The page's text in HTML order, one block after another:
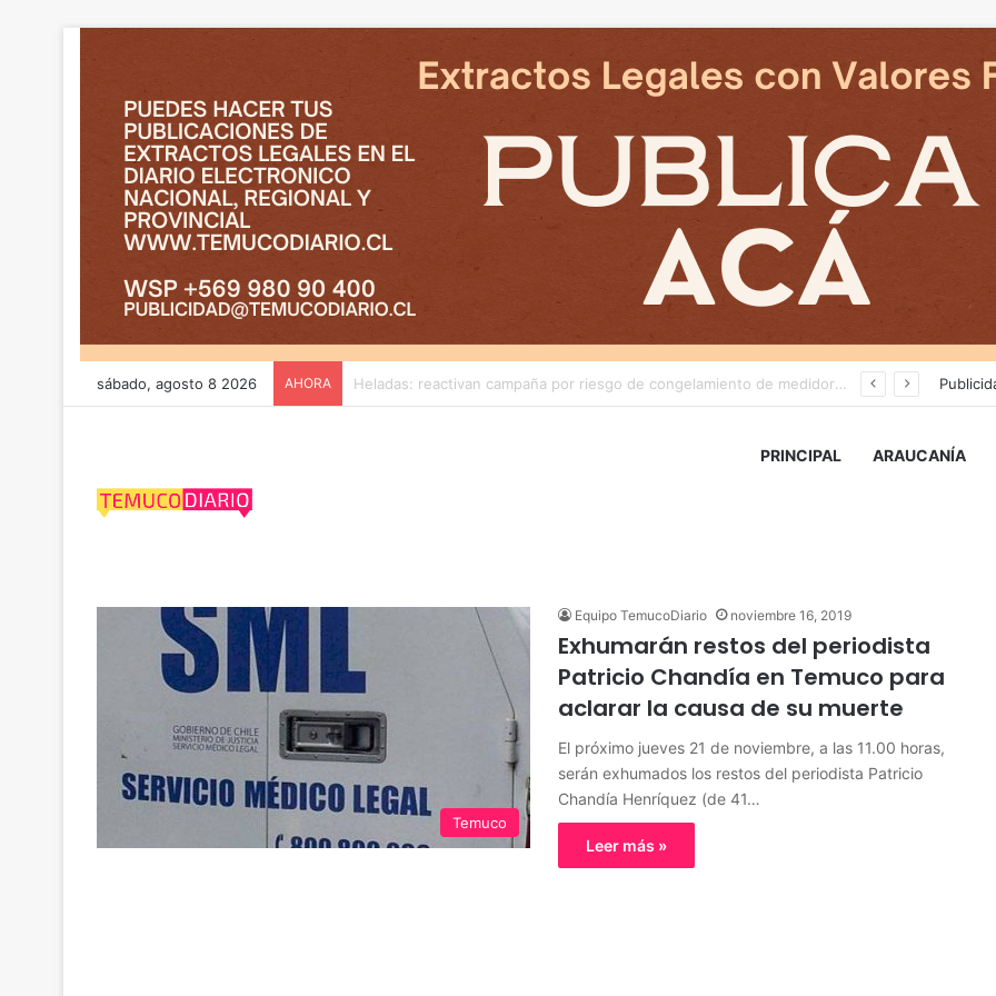
sábado, agosto 8 2026 AHORA Deportes Temuco termina relación contractual con Arturo Sanhueza tras derrota ante Copiapó
PRINCIPAL ARAUCANÍA
Exhumarán
Temuco
Equipo TemucoDiario noviembre 16, 2019
Exhumarán restos del periodista
Patricio Chandía en Temuco para
aclarar la causa de su muerte
El próximo jueves 21 de noviembre, a las 11.00 horas,
serán exhumados los restos del periodista Patricio
Chandía Henríquez (de 41…
Leer más »